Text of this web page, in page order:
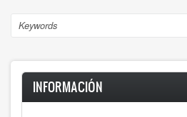
main
Search
INFORMACIÓN